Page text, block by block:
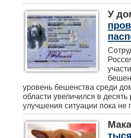
У
уровень бешенства среди
области увеличился в десять
улучшения ситуации пока не